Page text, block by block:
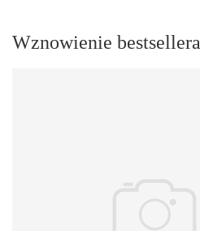
Wznowienie bestsellera